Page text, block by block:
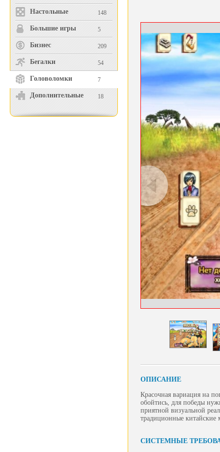
Настольные 148
Большие игры 5
Бизнес 209
Бегалки 54
Головоломки 7
Дополнительные 18
ОПИСАНИЕ
Красочная вариация на
обойтись, для победы
приятной визуальной
традиционные китайские
СИСТЕМНЫЕ